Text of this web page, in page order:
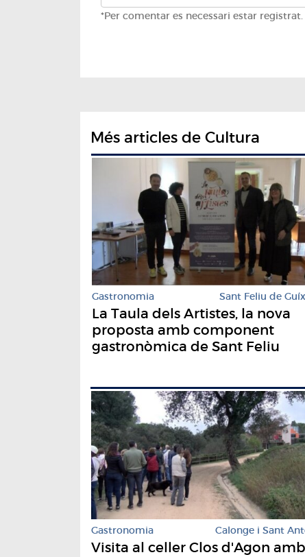
*Per comentar es necessari estar registrat.
Més articles de Cultura
Gastronomia Sant Feliu de
La Taula dels Artistes, la nova
proposta amb component
gastronòmica de Sant Feliu
Gastronomia Calonge i Sant
Visita al celler Clos d'Agon amb